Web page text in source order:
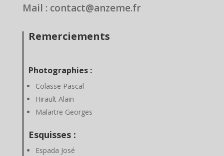
Mail : contact@anzeme.fr
Remerciements
Photographies :
Colasse Pascal
Hirault Alain
Malartre Georges
Esquisses :
Espada José